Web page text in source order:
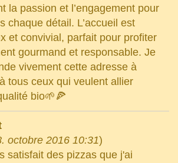
la passion et l’engagement pour
chaque détail. L’accueil est
et convivial, parfait pour profiter
gourmand et responsable. Je
vivement cette adresse à
tous ceux qui veulent allier
bio🌱🍕
octobre 2016 10:31)
satisfait des pizzas que j'ai